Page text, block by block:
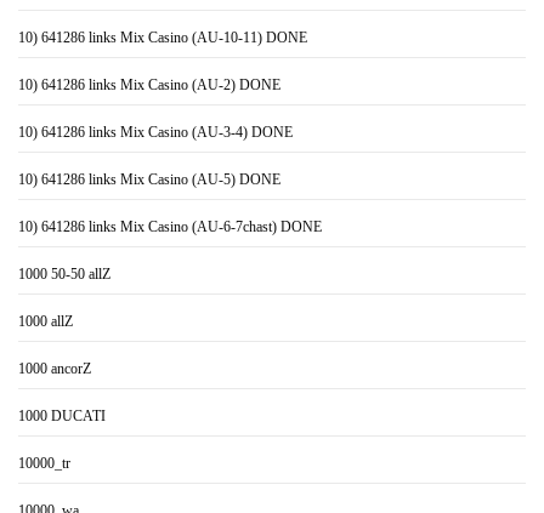
10) 641286 links Mix Casino (AU-10-11) DONE
10) 641286 links Mix Casino (AU-2) DONE
10) 641286 links Mix Casino (AU-3-4) DONE
10) 641286 links Mix Casino (AU-5) DONE
10) 641286 links Mix Casino (AU-6-7chast) DONE
1000 50-50 allZ
1000 allZ
1000 ancorZ
1000 DUCATI
10000_tr